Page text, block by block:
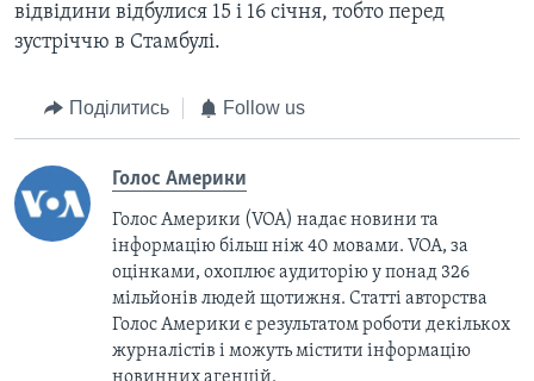
відвідини відбулися 15 і 16 січня, тобто перед
зустріччю в Стамбулі.
Поділитись Follow us
Голос Америки
Голос Америки (VOA) надає новини та
інформацію більш ніж 40 мовами. VOA, за
оцінками, охоплює аудиторію у понад 326
мільйонів людей щотижня. Статті авторства
Голос Америки є результатом роботи декількох
журналістів і можуть містити інформацію